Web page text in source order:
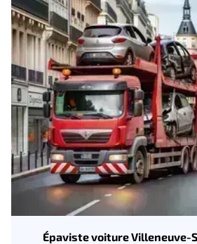
Épaviste voiture Villeneuve-